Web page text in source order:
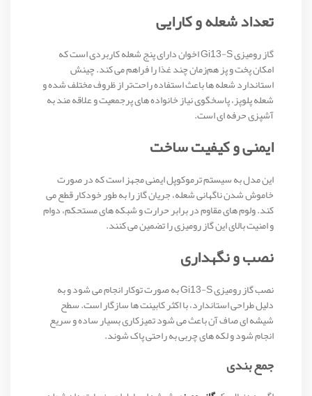
تعداد شعله و کارایی
گاز رومیزی Gi13-S اخوان دارای پنج شعله کاربردی است که
امکان پخت‌ و پز هم‌زمان چند غذا را فراهم می‌ کند. چینش
استاندارد شعله‌ ها باعث استفاده راحت‌تر از ظروف مختلف شده و
شعله پلوپز، پاسخگوی نیاز خانواده‌ های پرجمعیت و علاقه‌ مند به
آشپزی حرفه‌ ای است.
ایمنی و کیفیت ساخت
این مدل به سیستم ترموکوپل ایمنی مجهز است که در صورت
خاموش شدن ناگهانی شعله، جریان گاز را به‌ طور خودکار قطع می‌
کند. ولوم‌ های مقاوم در برابر حرارت و شبکه‌ های مستحکم، دوام
و امنیت بالای این گاز رومیزی را تضمین می‌ کنند.
نصب و نگهداری
نصب گاز رومیزی Gi13-S به‌ صورت توکار انجام می‌ شود و به
دلیل طراحی استاندارد، با اکثر کابینت‌ ها سازگار است. سطح
شیشه‌ ای صاف آن باعث می‌ شود تمیزکاری بسیار ساده و سریع
انجام شود و لکه‌ های چربی به‌ راحتی پاک شوند.
جمع‌ بندی